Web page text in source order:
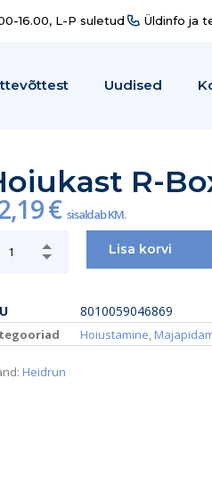
16.00, L-P suletud Üldinfo ja
Uudised
R-
€ sisaldab KM.
Lisa korvi
8010059046869
Hoiustamine,
Heidrun